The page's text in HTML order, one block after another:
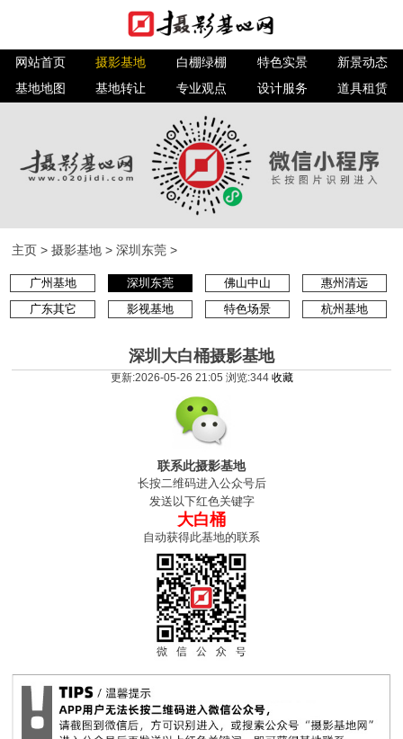
网站首页 摄影基地 白棚绿棚 特色实景
新景动态
基地地图
基地转让 专业观点 设计服务 道具租赁
主页 >摄影基地 >深圳东莞 >
广州基地 深圳东莞 佛山中山
惠州清远
广东其它
影视基地 特色场景 杭州基地
深圳大白桶摄影基地
更新:2026-05-26 21:05 浏览:344 收藏
联系此摄影基地
长按二维码进入公众号后
发送以下红色关键字
大白桶
自动获得此基地的联系